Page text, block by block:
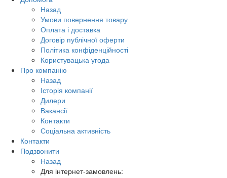
Назад
Умови повернення товару
Оплата і доставка
Договір публічної оферти
Політика конфіденційності
Користувацька угода
Про компанію
Назад
Історія компанії
Дилери
Вакансії
Контакти
Соціальна активність
Контакти
Подзвонити
Назад
Для інтернет-замовлень: